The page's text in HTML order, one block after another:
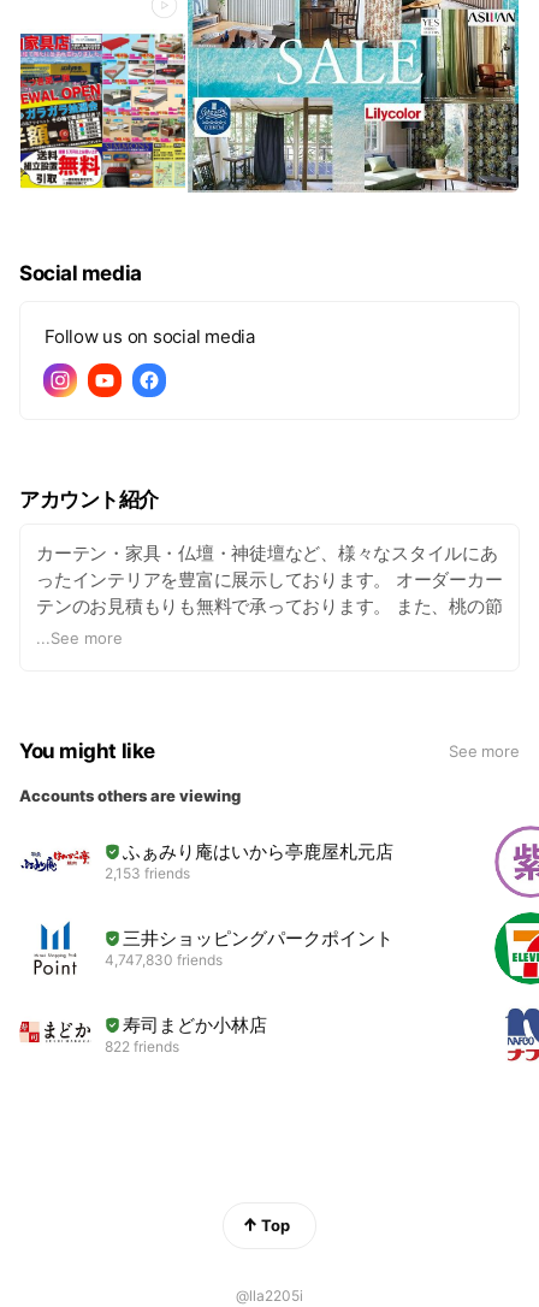
Social media
Follow us on social media
アカウント紹介
カーテン・家具・仏壇・神徒壇など、様々なスタイルにあ
ったインテリアを豊富に展示しております。 オーダーカー
テンのお見積もりも無料で承っております。 また、桃の節
句には雛人形を、端午の節句には五月人形、兜、鎧、盆提
...See more
You might like See more
Accounts others are viewing
ふぁみり庵はいから亭鹿屋札元店
2,153 friends
三井ショッピングパークポイント
4,747,830 friends
寿司まどか小林店
822 friends
Top
@lla2205i